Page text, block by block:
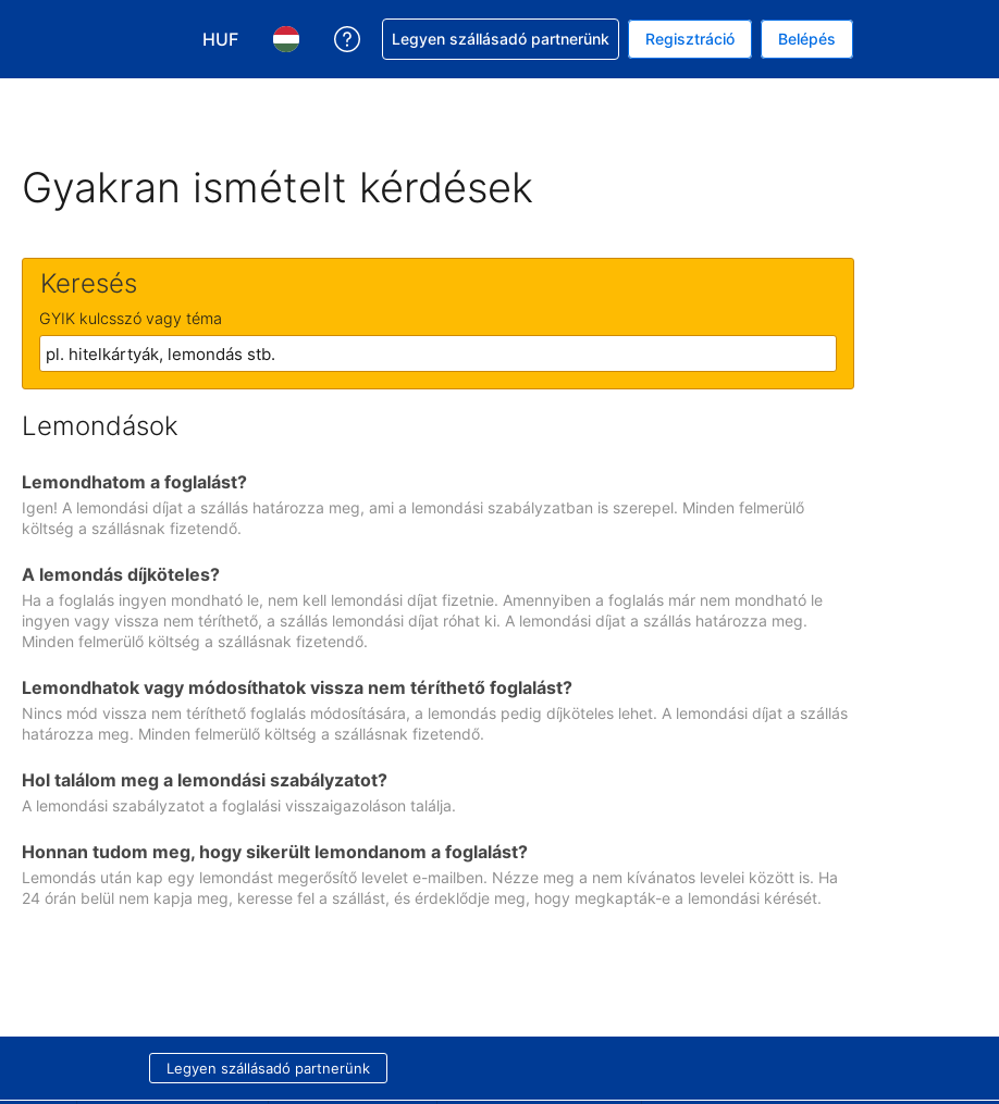
HUF
Válasszon pénznemet. Jelenlegi kiválasztott pénznem: magyar forint
Válasszon nyelvet. Jelenleg kiválasztott nyelv: Magyar
Segítség a foglalással
Legyen szállásadó partnerünk Regisztráció Belépés
Gyakran ismételt kérdések
Keresés
GYIK kulcsszó vagy téma
Lemondások
Lemondhatom a foglalást?
Igen! A lemondási díjat a szállás határozza meg, ami a lemondási szabályzatban is szerepel. Minden felmerülő
költség a szállásnak fizetendő.
A lemondás díjköteles?
Ha a foglalás ingyen mondható le, nem kell lemondási díjat fizetnie. Amennyiben a foglalás már nem mondható le
ingyen vagy vissza nem téríthető, a szállás lemondási díjat róhat ki. A lemondási díjat a szállás határozza meg.
Minden felmerülő költség a szállásnak fizetendő.
Lemondhatok vagy módosíthatok vissza nem téríthető foglalást?
Nincs mód vissza nem téríthető foglalás módosítására, a lemondás pedig díjköteles lehet. A lemondási díjat a szállás
határozza meg. Minden felmerülő költség a szállásnak fizetendő.
Hol találom meg a lemondási szabályzatot?
A lemondási szabályzatot a foglalási visszaigazoláson találja.
Honnan tudom meg, hogy sikerült lemondanom a foglalást?
Lemondás után kap egy lemondást megerősítő levelet e-mailben. Nézze meg a nem kívánatos levelei között is. Ha
24 órán belül nem kapja meg, keresse fel a szállást, és érdeklődje meg, hogy megkapták-e a lemondási kérését.
Legyen szállásadó partnerünk